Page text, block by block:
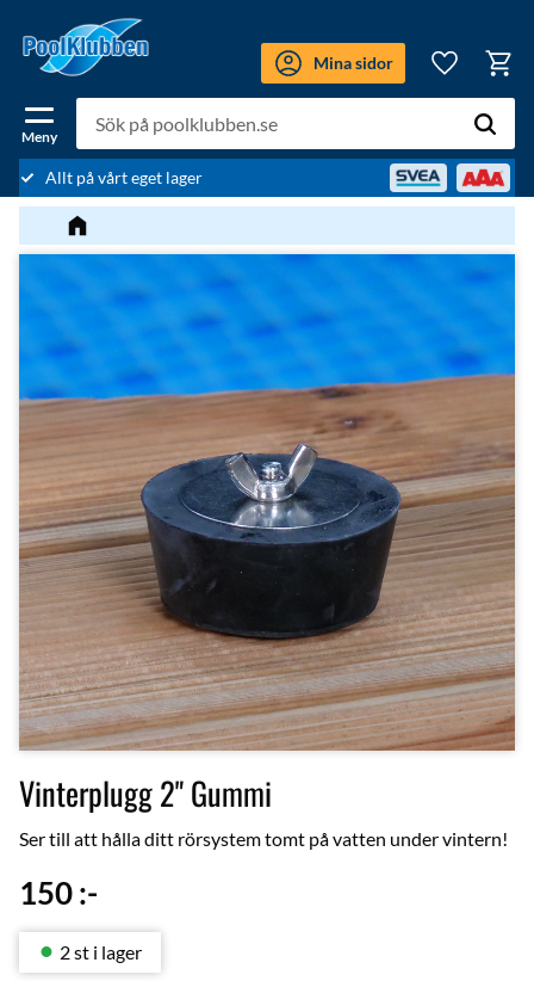
Meny
Mina sidor
Favoriter
Allt på vårt eget lager
Vinterplugg 2" Gummi
Ser till att hålla ditt rörsystem tomt på vatten under vintern!
150:-
2 st i lager